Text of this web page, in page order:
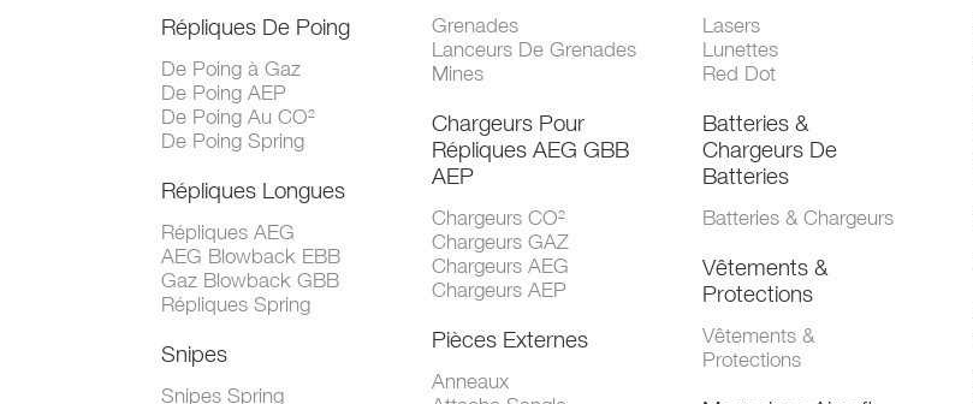
Répliques De Poing
De Poing à Gaz
De Poing AEP
De Poing Au CO²
De Poing Spring
Répliques Longues
Répliques AEG
AEG Blowback EBB
Gaz Blowback GBB
Répliques Spring
Snipes
Snipes Spring
Grenades
Lanceurs De Grenades
Mines
Chargeurs Pour
Répliques AEG GBB
AEP
Chargeurs CO²
Chargeurs GAZ
Chargeurs AEG
Chargeurs AEP
Pièces Externes
Anneaux
Lasers
Lunettes
Red Dot
Batteries &
Chargeurs De
Batteries
Batteries & Chargeurs
Vêtements &
Protections
Vêtements &
Protections